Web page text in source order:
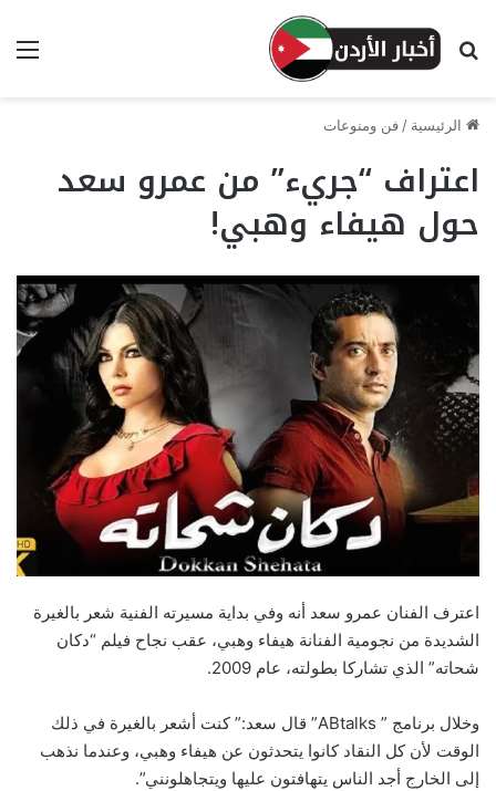
بحث عن
الرئيسية / فن ومنوعات
اعتراف “جريء” من عمرو سعد
حول هيفاء وهبي!
اعترف الفنان عمرو سعد أنه وفي بداية مسيرته الفنية شعر بالغيرة
الشديدة من نجومية الفنانة هيفاء وهبي، عقب نجاح فيلم “دكان
شحاته” الذي تشاركا بطولته، عام 2009.
وخلال برنامج ” ABtalks” قال سعد:” كنت أشعر بالغيرة في ذلك
الوقت لأن كل النقاد كانوا يتحدثون عن هيفاء وهبي، وعندما نذهب
إلى الخارج أجد الناس يتهافتون عليها ويتجاهلونني”.